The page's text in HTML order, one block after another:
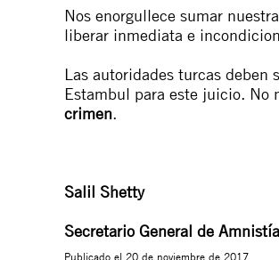
Nos enorgullece sumar
liberar inmediata e
Las autoridades turcas
Estambul para este juicio. No
crimen.
Salil Shetty
Secretario General de
Publicado el 20 de noviembre de 2017